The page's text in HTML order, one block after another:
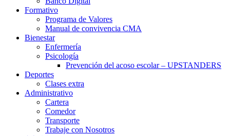
Formativo
Programa de Valores
Manual de convivencia CMA
Bienestar
Enfermería
Psicología
Prevención del acoso escolar – UPSTANDERS
Deportes
Clases extra
Administrativo
Cartera
Comedor
Transporte
Trabaje con Nosotros